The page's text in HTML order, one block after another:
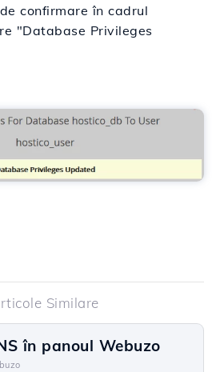
confirmare în cadrul
"Database Privileges
Similare
în panoul Webuzo